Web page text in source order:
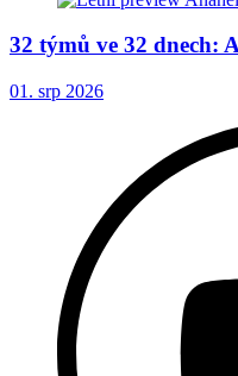
32 týmů ve 32 dnech:
01. srp 2026